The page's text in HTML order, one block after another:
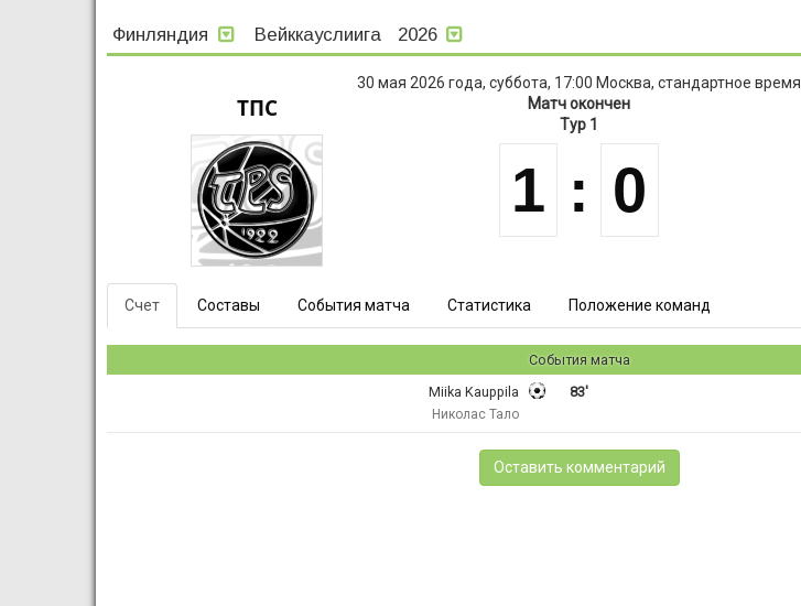
Финляндия Вейккауслиига 2026
30 мая 2026 года, суббота, 17:00 Москва, стандартное время
ТПС
Матч окончен
Тур 1
1 : 0
Счет Составы События матча Статистика Положение команд
События матча
83'
Miika Kauppila
Николас Тало
Оставить комментарий